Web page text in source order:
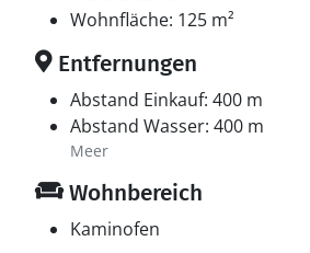
Wohnfläche: 125 m²
Entfernungen
Abstand Einkauf: 400 m
Abstand Wasser: 400 m
Meer
Wohnbereich
Kaminofen